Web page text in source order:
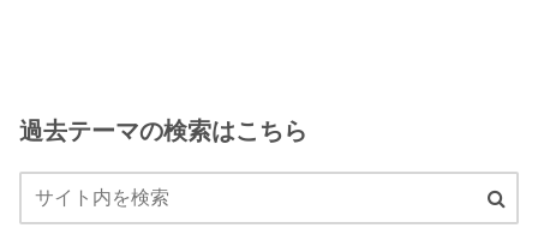
過去テーマの検索はこちら